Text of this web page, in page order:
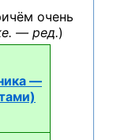
очень
— ред.)
—